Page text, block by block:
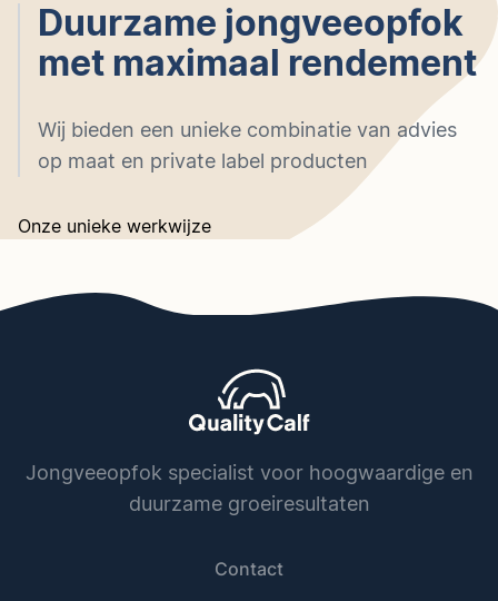
Duurzame jongveeopfok
met maximaal rendement
Wij bieden een unieke combinatie van advies
op maat en private label producten
Onze unieke werkwijze
Jongveeopfok specialist voor hoogwaardige en
duurzame groeiresultaten
Contact